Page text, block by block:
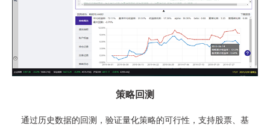
策略回测
通过历史数据的回测，验证量化策略的可行性，支持股票、基